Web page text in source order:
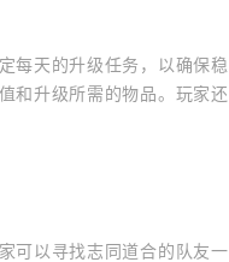
每天的升级任务，以确保稳
和升级所需的物品。玩家还
可以寻找志同道合的队友一